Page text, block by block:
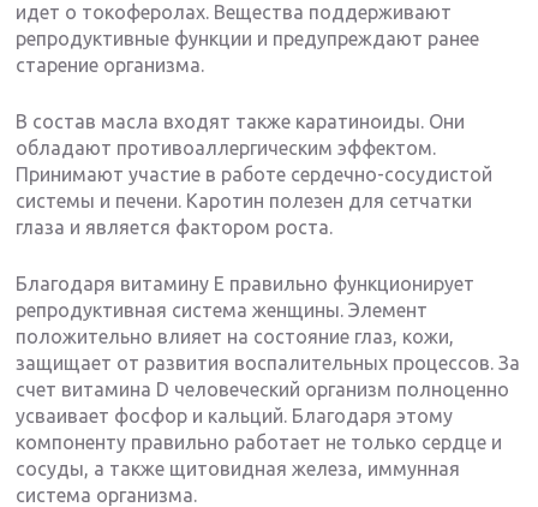
идет о токоферолах. Вещества поддерживают
репродуктивные функции и предупреждают ранее
старение организма.
В состав масла входят также каратиноиды. Они
обладают противоаллергическим эффектом.
Принимают участие в работе сердечно-сосудистой
системы и печени. Каротин полезен для сетчатки
глаза и является фактором роста.
Благодаря витамину Е правильно функционирует
репродуктивная система женщины. Элемент
положительно влияет на состояние глаз, кожи,
защищает от развития воспалительных процессов. За
счет витамина D человеческий организм полноценно
усваивает фосфор и кальций. Благодаря этому
компоненту правильно работает не только сердце и
сосуды, а также щитовидная железа, иммунная
система организма.